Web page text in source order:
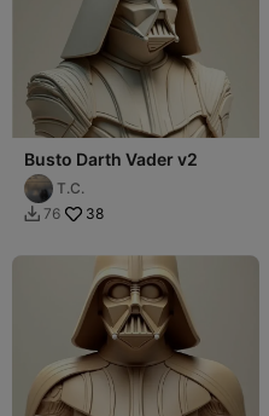
Busto Darth Vader v2
T.C.
 76 38